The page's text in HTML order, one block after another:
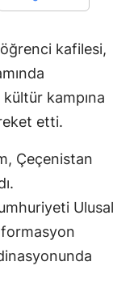
kafilesi,
kampına
etti.
Çeçenistan
Ulusal